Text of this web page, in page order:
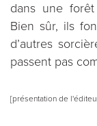
dans une
Bien sûr, ils
d’autres
passent pas
[présentation de